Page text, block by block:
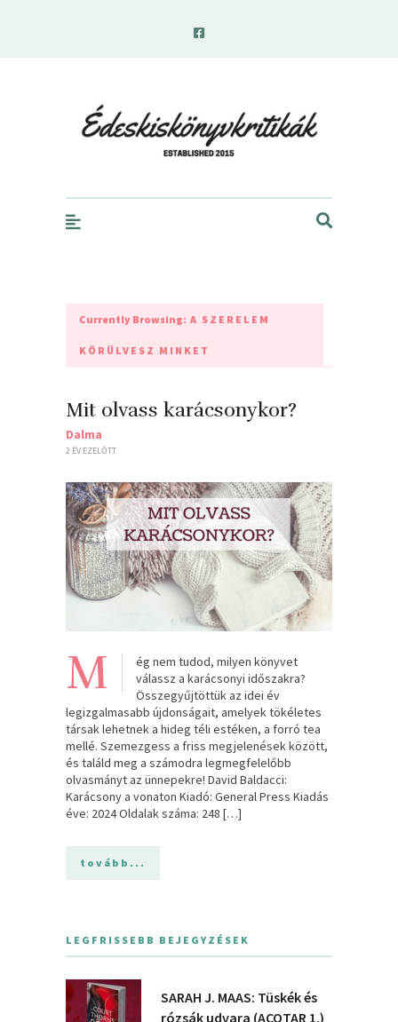
Currently Browsing: A SZERELEM
KÖRÜLVESZ MINKET
Mit olvass karácsonykor?
Dalma
2 ÉV EZELŐTT
M
ég nem tudod, milyen könyvet
válassz a karácsonyi időszakra?
Összegyűjtöttük az idei év
legizgalmasabb újdonságait, amelyek tökéletes
társak lehetnek a hideg téli estéken, a forró tea
mellé. Szemezgess a friss megjelenések között,
és találd meg a számodra legmegfelelőbb
olvasmányt az ünnepekre! David Baldacci:
Karácsony ​a vonaton Kiadó: General Press Kiadás
éve: 2024 Oldalak száma: 248 […]
tovább...
LEGFRISSEBB BEJEGYZÉSEK
SARAH J. MAAS: Tüskék és
rózsák udvara (ACOTAR 1.)